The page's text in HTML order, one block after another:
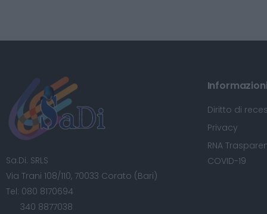
Sa.Di. SRLS
Via Trani 108/110, 70033 Corato (Bari)
Tel: 080 8170694
340 8877038
Diritto di
Privacy
RNA
COVID-19